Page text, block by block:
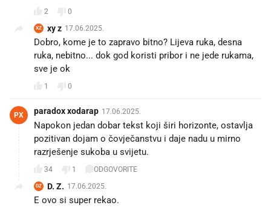
2 0
XZ xy z 17.06.2025.
Dobro, kome je to zapravo bitno? Lijeva ruka, desna
ruka, nebitno... dok god koristi pribor i ne jede rukama,
sve je ok
1 0
PX paradox xodarap 17.06.2025.
Napokon jedan dobar tekst koji širi horizonte, ostavlja
pozitivan dojam o čovječanstvu i daje nadu u mirno
razrješenje sukoba u svijetu.
34 1 ODGOVORITE
DZ D. Z. 17.06.2025.
E ovo si super rekao.